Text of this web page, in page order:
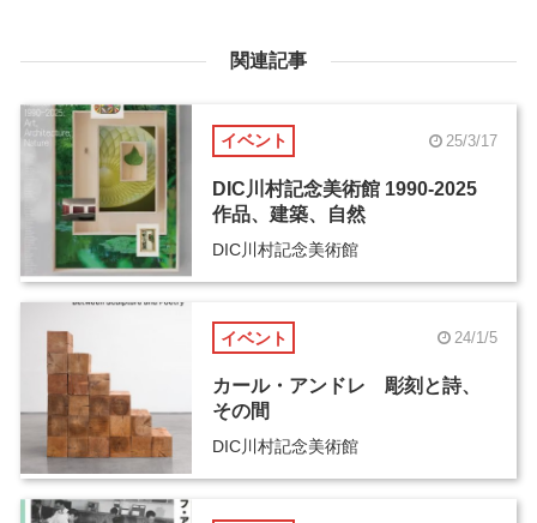
関連記事
イベント 25/3/17
DIC川村記念美術館 1990-2025
作品、建築、自然
DIC川村記念美術館
イベント 24/1/5
カール・アンドレ 彫刻と詩、
その間
DIC川村記念美術館